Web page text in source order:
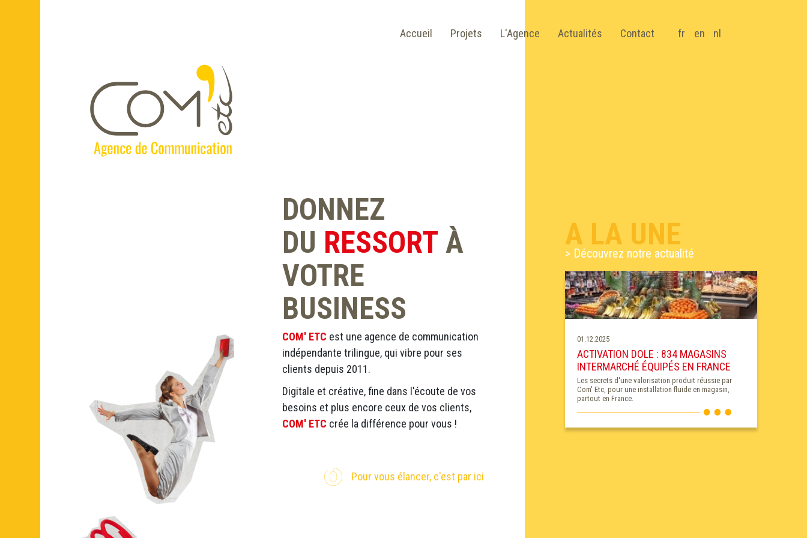
Accueil Projets L'Agence Actualités Contact fr en nl
DONNEZ
DU RESSORT À
VOTRE
BUSINESS
COM' ETC est une agence de communication
indépendante trilingue, qui vibre pour ses
clients depuis 2011.
Digitale et créative, fine dans l'écoute de vos
besoins et plus encore ceux de vos clients,
COM' ETC crée la différence pour vous !
Pour vous élancer, c'est par ici
A LA UNE
> Découvrez notre actualité
01.12.2025
ACTIVATION DOLE : 834 MAGASINS
INTERMARCHÉ ÉQUIPÉS EN FRANCE
Les secrets d'une valorisation produit réussie par
Com' Etc, pour une installation fluide en magasin,
partout en France.